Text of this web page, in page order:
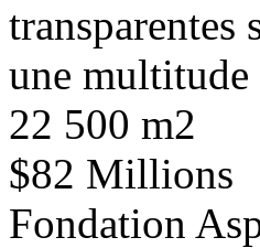
transparentes
une multitude
22 500 m2
$82 Millions
Fondation